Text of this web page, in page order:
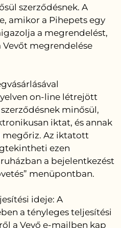
szerződésnek. A
amikor a Pihepets egy
a megrendelést,
megrendelése
on-line létrejött
minősül,
iktat, és annak
Az iktatott
ezen
a bejelentkezést
menüpontban.
ideje: A
a tényleges teljesítési
a Vevő e-mailben kap